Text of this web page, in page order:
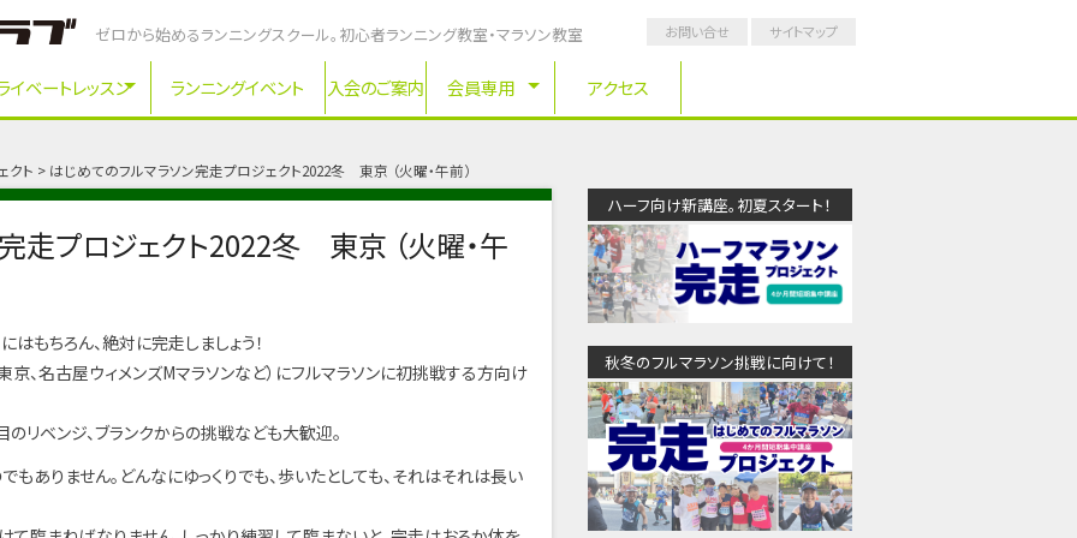
ゼロから始めるランニングスクール。初心者ランニング教室・マラソン教室
イベートレッスン ランニングイベント 入会のご案内 会員専用 アクセス
お問い合せ サイトマップ
クト はじめてのフルマラソン完走プロジェクト2022冬 東京 （火曜・午前）
走プロジェクト2022冬 東京 （火曜・午
もちろん、絶対に完走しましょう！
、名古屋ウィメンズMマラソンなど）にフルマラソンに初挑戦する方向け
リベンジ、ブランクからの挑戦なども大歓迎。
もありません。どんなにゆっくりでも、歩いたとしても、それはそれは長い
ハーフ向け新講座。初夏スタート！
秋冬のフルマラソン挑戦に向けて！